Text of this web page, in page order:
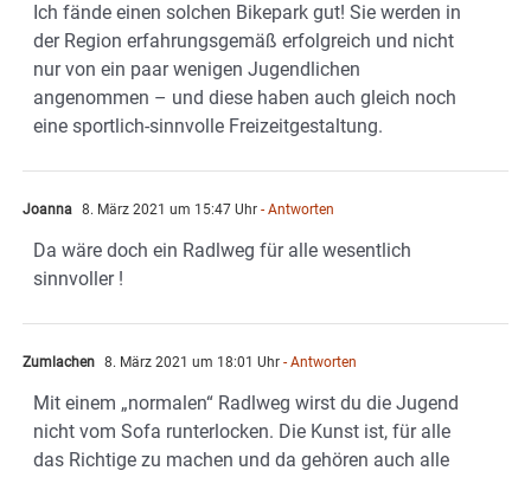
Ich fände einen solchen Bikepark gut! Sie werden in
der Region erfahrungsgemäß erfolgreich und nicht
nur von ein paar wenigen Jugendlichen
angenommen – und diese haben auch gleich noch
eine sportlich-sinnvolle Freizeitgestaltung.
Joanna 8. März 2021 um 15:47 Uhr - Antworten
Da wäre doch ein Radlweg für alle wesentlich
sinnvoller !
Zumlachen 8. März 2021 um 18:01 Uhr - Antworten
Mit einem „normalen“ Radlweg wirst du die Jugend
nicht vom Sofa runterlocken. Die Kunst ist, für alle
das Richtige zu machen und da gehören auch alle